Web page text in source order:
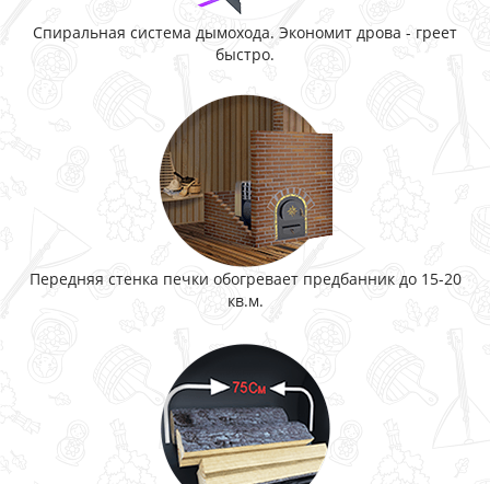
Спиральная система дымохода. Экономит дрова - греет
быстро.
Передняя стенка печки обогревает предбанник до 15-20
кв.м.